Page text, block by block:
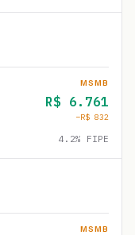
MSMB
R$ 6.761
−R$ 832
4.2% FIPE
MSMB